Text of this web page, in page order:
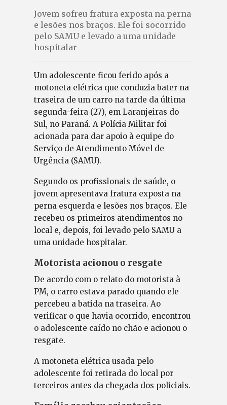
Jovem sofreu fratura exposta na perna
e lesões nos braços. Ele foi socorrido
pelo SAMU e levado a uma unidade
hospitalar
Um adolescente ficou ferido após a
motoneta elétrica que conduzia bater na
traseira de um carro na tarde da última
segunda-feira (27), em Laranjeiras do
Sul, no Paraná. A Polícia Militar foi
acionada para dar apoio à equipe do
Serviço de Atendimento Móvel de
Urgência (SAMU).
Segundo os profissionais de saúde, o
jovem apresentava fratura exposta na
perna esquerda e lesões nos braços. Ele
recebeu os primeiros atendimentos no
local e, depois, foi levado pelo SAMU a
uma unidade hospitalar.
Motorista acionou o resgate
De acordo com o relato do motorista à
PM, o carro estava parado quando ele
percebeu a batida na traseira. Ao
verificar o que havia ocorrido, encontrou
o adolescente caído no chão e acionou o
resgate.
A motoneta elétrica usada pelo
adolescente foi retirada do local por
terceiros antes da chegada dos policiais.